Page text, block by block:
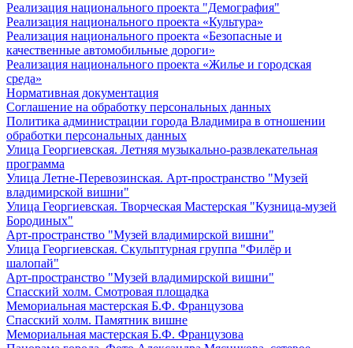
Реализация национального проекта "Демография"
Реализация национального проекта «Культура»
Реализация национального проекта «Безопасные и
качественные автомобильные дороги»
Реализация национального проекта «Жилье и городская
среда»
Нормативная документация
Соглашение на обработку персональных данных
Политика администрации города Владимира в отношении
обработки персональных данных
Улица Георгиевская. Летняя музыкально-развлекательная
программа
Улица Летне-Перевозинская. Арт-пространство "Музей
владимирской вишни"
Улица Георгиевская. Творческая Мастерская "Кузница-музей
Бородиных"
Арт-пространство "Музей владимирской вишни"
Улица Георгиевская. Скульптурная группа "Филёр и
шалопай"
Арт-пространство "Музей владимирской вишни"
Спасский холм. Смотровая площадка
Мемориальная мастерская Б.Ф. Французова
Спасский холм. Памятник вишне
Мемориальная мастерская Б.Ф. Французова